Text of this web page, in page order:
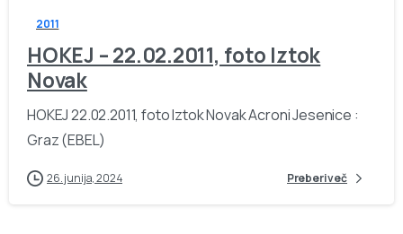
2011
HOKEJ – 22.02.2011, foto Iztok
Novak
HOKEJ 22.02.2011, foto Iztok Novak Acroni Jesenice :
Graz (EBEL)
26. junija, 2024 Preberi več